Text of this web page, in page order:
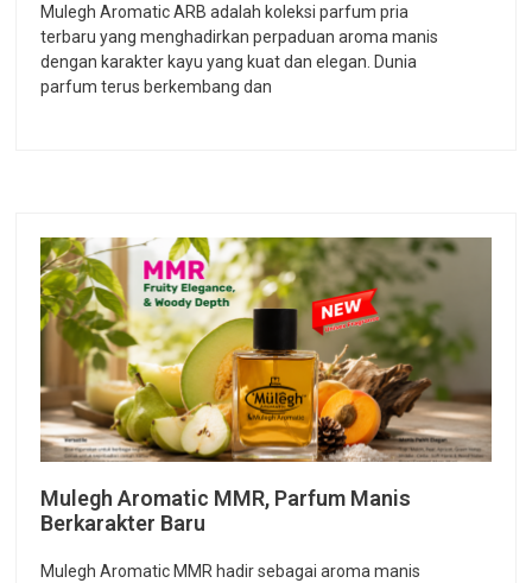
Mulegh Aromatic ARB adalah koleksi parfum pria
terbaru yang menghadirkan perpaduan aroma manis
dengan karakter kayu yang kuat dan elegan. Dunia
parfum terus berkembang dan
Mulegh Aromatic MMR, Parfum Manis
Berkarakter Baru
Mulegh Aromatic MMR hadir sebagai aroma manis